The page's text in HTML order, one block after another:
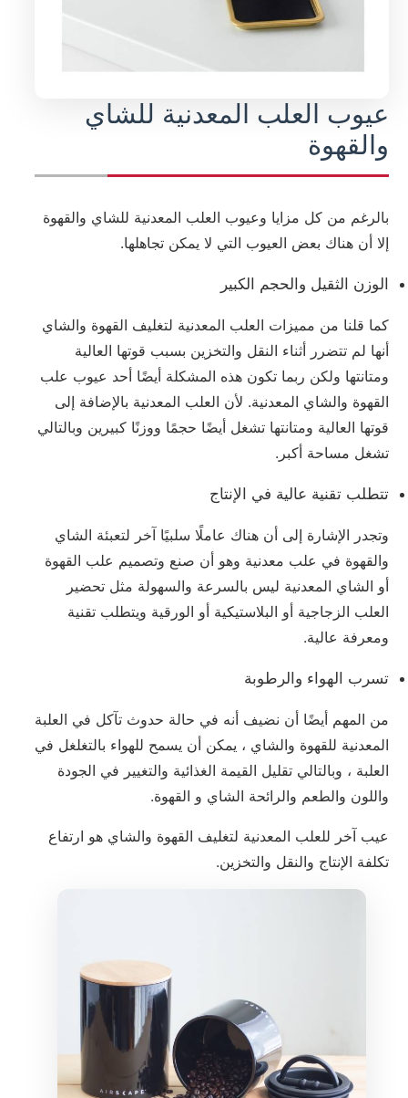
عيوب العلب المعدنية للشاي
والقهوة
بالرغم من كل مزايا وعيوب العلب المعدنية للشاي والقهوة
إلا أن هناك بعض العيوب التي لا يمكن تجاهلها.
الوزن الثقيل والحجم الكبير
كما قلنا من مميزات العلب المعدنية لتغليف القهوة والشاي
أنها لم تتضرر أثناء النقل والتخزين بسبب قوتها العالية
ومتانتها ولكن ربما تكون هذه المشكلة أيضًا أحد عيوب علب
القهوة والشاي المعدنية. لأن العلب المعدنية بالإضافة إلى
قوتها العالية ومتانتها تشغل أيضًا حجمًا ووزنًا كبيرين وبالتالي
تشغل مساحة أكبر.
تتطلب تقنية عالية في الإنتاج
وتجدر الإشارة إلى أن هناك عاملًا سلبيًا آخر لتعبئة الشاي
والقهوة في علب معدنية وهو أن صنع وتصميم علب القهوة
أو الشاي المعدنية ليس بالسرعة والسهولة مثل تحضير
العلب الزجاجية أو البلاستيكية أو الورقية ويتطلب تقنية
ومعرفة عالية.
تسرب الهواء والرطوبة
من المهم أيضًا أن نضيف أنه في حالة حدوث تآكل في العلبة
المعدنية للقهوة والشاي ، يمكن أن يسمح للهواء بالتغلغل في
العلبة ، وبالتالي تقليل القيمة الغذائية والتغيير في الجودة
واللون والطعم والرائحة الشاي و القهوة.
عيب آخر للعلب المعدنية لتغليف القهوة والشاي هو ارتفاع
تكلفة الإنتاج والنقل والتخزين.